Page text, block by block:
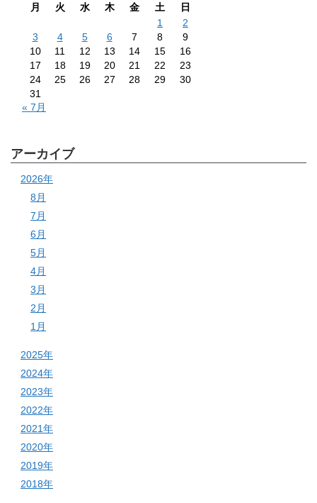
月
火 水 木 金 土
日
1
2
3
4 5 6 7 8
9
10
11 12 13 14 15
16
17
18 19 20 21 22
23
24
25 26 27 28 29
30
31
« 7月
アーカイブ
2026年
8月
7月
6月
5月
4月
3月
2月
1月
2025年
2024年
2023年
2022年
2021年
2020年
2019年
2018年